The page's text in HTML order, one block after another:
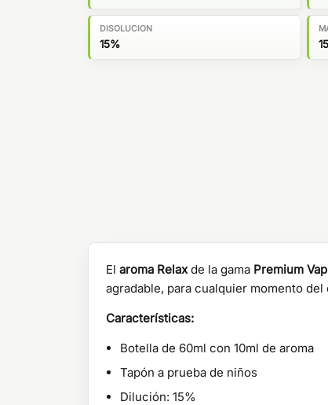
DISOLUCION
15%
El aroma Relaxde la gama Premium
agradable, para cualquier momento del
Características:
Botella de 60ml con 10ml de aroma
Tapón a prueba de niños
Dilución: 15%